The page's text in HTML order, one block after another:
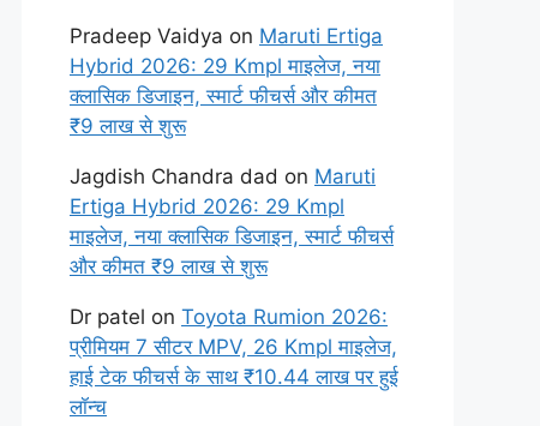
Pradeep Vaidya on Maruti Ertiga
Hybrid 2026: 29 Kmpl माइलेज, नया
क्लासिक डिजाइन, स्मार्ट फीचर्स और कीमत
₹9 लाख से शुरू
Jagdish Chandra dad on Maruti
Ertiga Hybrid 2026: 29 Kmpl
माइलेज, नया क्लासिक डिजाइन, स्मार्ट फीचर्स
और कीमत ₹9 लाख से शुरू
Dr patel on Toyota Rumion 2026:
प्रीमियम 7 सीटर MPV, 26 Kmpl माइलेज,
हाई टेक फीचर्स के साथ ₹10.44 लाख पर हुई
लॉन्च